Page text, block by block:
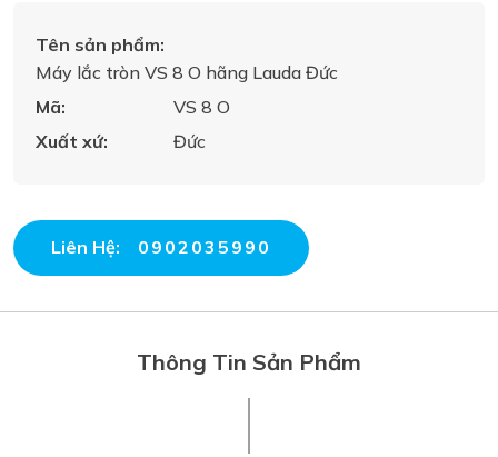
Tên sản phẩm:
Máy lắc tròn VS 8 O hãng Lauda Đức
Mã:
VS 8 O
Xuất xứ:
Đức
Liên Hệ: 0902035990
Thông Tin Sản Phẩm